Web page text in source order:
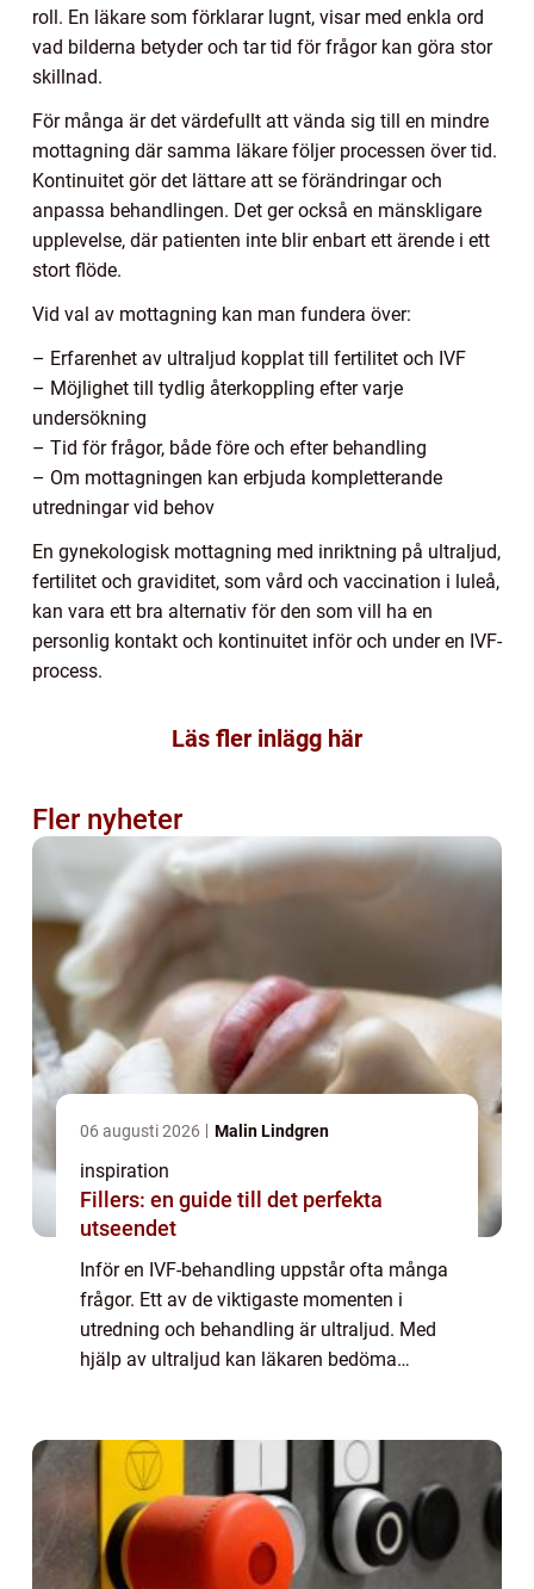
roll. En läkare som förklarar lugnt, visar med enkla ord
vad bilderna betyder och tar tid för frågor kan göra stor
skillnad.
För många är det värdefullt att vända sig till en mindre
mottagning där samma läkare följer processen över tid.
Kontinuitet gör det lättare att se förändringar och
anpassa behandlingen. Det ger också en mänskligare
upplevelse, där patienten inte blir enbart ett ärende i ett
stort flöde.
Vid val av mottagning kan man fundera över:
– Erfarenhet av ultraljud kopplat till fertilitet och IVF
– Möjlighet till tydlig återkoppling efter varje
undersökning
– Tid för frågor, både före och efter behandling
– Om mottagningen kan erbjuda kompletterande
utredningar vid behov
En gynekologisk mottagning med inriktning på ultraljud,
fertilitet och graviditet, som vård och vaccination i luleå,
kan vara ett bra alternativ för den som vill ha en
personlig kontakt och kontinuitet inför och under en IVF-
process.
Läs fler inlägg här
Fler nyheter
06 augusti 2026 Malin Lindgren
inspiration
Fillers: en guide till det perfekta
utseendet
Inför en IVF-behandling uppstår ofta många
frågor. Ett av de viktigaste momenten i
utredning och behandling är ultraljud. Med
hjälp av ultraljud kan läkaren bedöma
individanpa...